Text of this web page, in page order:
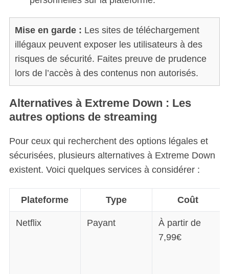
Mise en garde : Les sites de téléchargement
illégaux peuvent exposer les utilisateurs à des
risques de sécurité. Faites preuve de prudence
lors de l’accès à des contenus non autorisés.
Alternatives à Extreme Down : Les
autres options de streaming
Pour ceux qui recherchent des options légales et
sécurisées, plusieurs alternatives à Extreme Down
existent. Voici quelques services à considérer :
Plateforme Type Coût
Netflix Payant
À partir de
7,99€